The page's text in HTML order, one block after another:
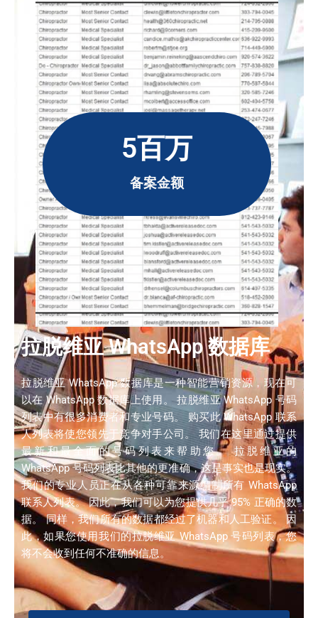
5百万
备案金额
拉脱维亚 WhatsApp 数据库
拉脱维亚 WhatsApp 数据库是一种智能营销资源，现在可
以在 WhatsApp 数据库上使用。 拉脱维亚 WhatsApp 号码
列表中有很多消费者和专业号码。 购买此 WhatsApp 联系
人列表将使您领先于竞争对手公司。 我们在这里通过提供
最新和最全面的号码列表来帮助您。 拉脱维亚的
WhatsApp 号码列表比其他的更准确，这是事实也是现实。
我们的专业人员正在从各种可靠来源编制所有 WhatsApp
联系人列表。 因此，我们可以为您提供几乎 95% 正确的数
据。 同样，我们所有的数据都经过了机器和人工验证。 因
此，如果您使用我们的拉脱维亚 WhatsApp 号码列表，您
将不会收到任何不准确的信息。